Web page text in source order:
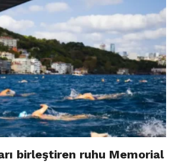
birleştiren ruhu Memorial